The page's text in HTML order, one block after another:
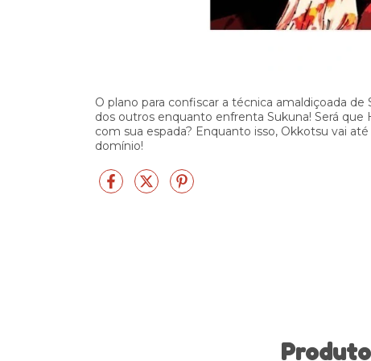
O plano para confiscar a técnica amaldiçoada
dos outros enquanto enfrenta Sukuna! Será
com sua espada? Enquanto isso, Okkotsu vai
domínio!